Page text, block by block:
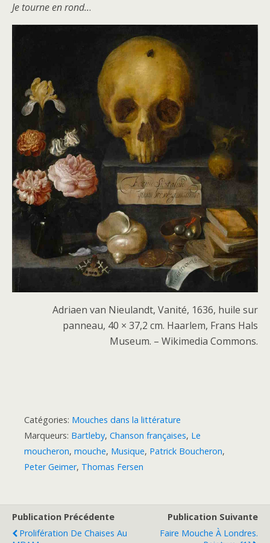
Je tourne en rond...
Adriaen van Nieulandt, Vanité, 1636, huile sur
panneau, 40 × 37,2 cm. Haarlem, Frans Hals
Museum. – Wikimedia Commons.
Catégories: Mouches dans la littérature
Marqueurs: Bartleby, Chanson françaises, Le
moucheron, mouche, Musique, Patrick Boucheron,
Peter Geimer, Thomas Fersen
Publication Précédente
Prolifération De Chaises Au
Publication Suivante
Faire Mouche À Londres.